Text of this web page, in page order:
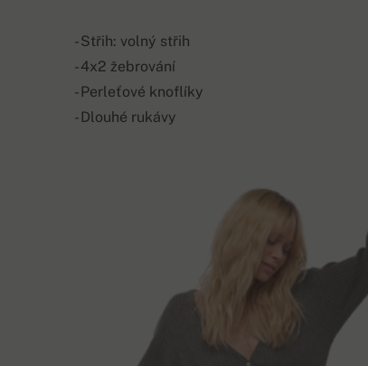
- Střih: volný střih
- 4x2 žebrování
- Perleťové knoflíky
- Dlouhé rukávy